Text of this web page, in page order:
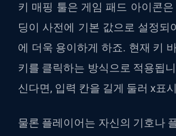
키 매핑 툴은 게임 패드 아이콘
딩이 사전에 기본 값으로 설정
에 더욱 용이하게 하죠. 현재 키
키를 클릭하는 방식으로 적용됩
신다면, 입력 칸을 길게 둘러 x표
물론 플레이어는 자신의 기호나